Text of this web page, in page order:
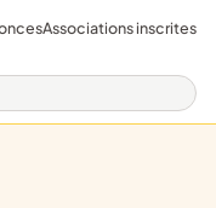
Associations inscrites